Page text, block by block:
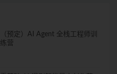
（预定）AI Agent 全栈工程师训
练营